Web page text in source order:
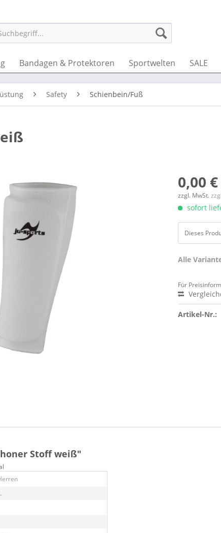
Bandagen & Protektoren Sportwelten SALE
Safety Schienbein/Fuß
0,00
zzgl. MwSt.
sofort
Dieses
Alle
Für
Artikel-Nr.:
Stoff weiß"